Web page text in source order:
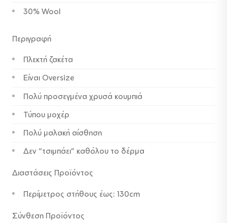
30% Wool
Περιγραφή
Πλεκτή ζακέτα
Είναι Oversize
Πολύ προσεγμένα χρυσά κουμπιά
Τύπου μοχέρ
Πολύ μαλακή αίσθηση
Δεν “τσιμπάει” καθόλου το δέρμα
Διαστάσεις Προϊόντος
Περίμετρος στήθους έως: 130cm
Σύνθεση Προϊόντος